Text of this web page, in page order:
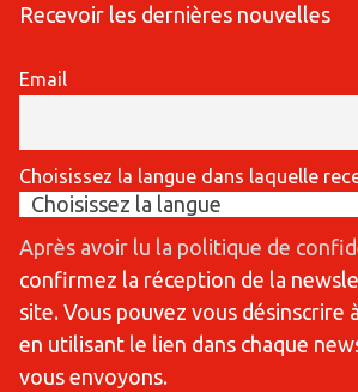
Recevoir les dernières nouvelles
Email
Choisissez la langue dans laquelle
Après avoir lu la politique de
confirmez la réception de la
site. Vous pouvez vous désinscrire
en utilisant le lien dans chaque
vous envoyons.